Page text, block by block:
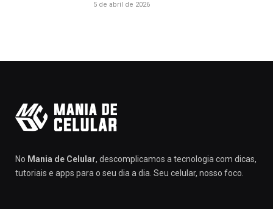
5 de abril de 2026
No Mania de Celular, descomplicamos a tecnologia com dicas,
tutoriais e apps para o seu dia a dia. Seu celular, nosso foco.